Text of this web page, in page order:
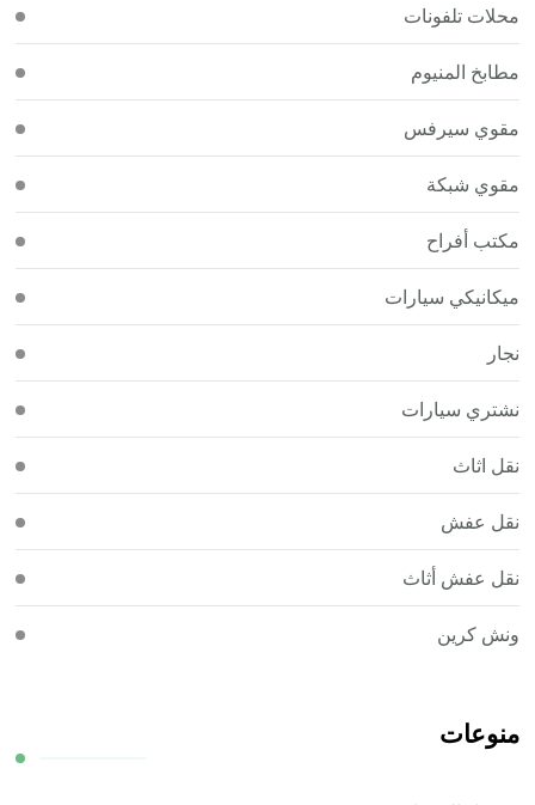
محلات تلفونات
مطابخ المنيوم
مقوي سيرفس
مقوي شبكة
مكتب أفراح
ميكانيكي سيارات
نجار
نشتري سيارات
نقل اثاث
نقل عفش
نقل عفش أثاث
ونش كرين
منوعات